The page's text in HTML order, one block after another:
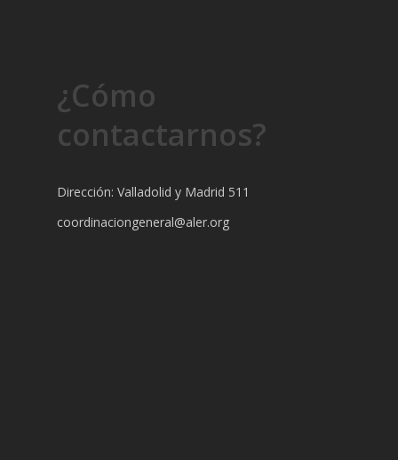
¿Cómo
contactarnos?
Dirección: Valladolid y Madrid 511
coordinaciongeneral@aler.org